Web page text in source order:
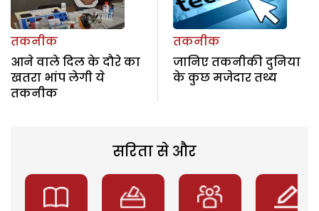
तकनीक
आने वाले दिल के दौरे का
खतरा भांप लेगी ये
तकनीक
तकनीक
जानिए तकनीकी दुनिया
के कुछ मजेदार तथ्य
सरिता से और